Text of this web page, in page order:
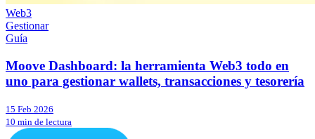
Web3
Gestionar
Guía
Moove Dashboard: la herramienta Web3 todo en
uno para gestionar wallets, transacciones y tesorería
15 Feb 2026
10 min de lectura